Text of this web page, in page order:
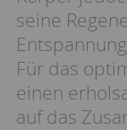
seine
Für das
einen
auf das